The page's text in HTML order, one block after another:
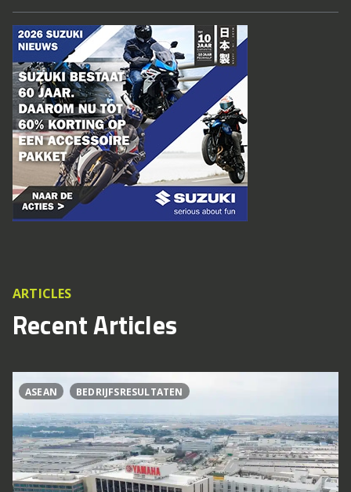
ARTICLES
Recent Articles
ASEAN BEDRIJFSRESULTATEN